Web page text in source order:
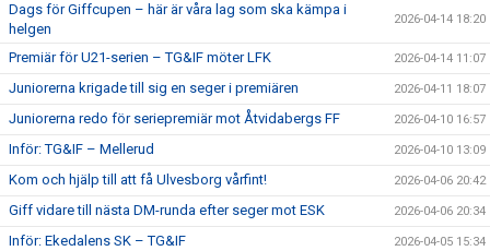
Dags för Giffcupen – här är våra lag som ska kämpa i
helgen
2026-04-14 18:20
Premiär för U21-serien – TG&IF möter LFK 2026-04-14 11:07
Juniorerna krigade till sig en seger i premiären 2026-04-11 18:07
Juniorerna redo för seriepremiär mot Åtvidabergs FF 2026-04-10 16:57
Inför: TG&IF – Mellerud 2026-04-10 13:09
Kom och hjälp till att få Ulvesborg vårfint! 2026-04-06 20:42
Giff vidare till nästa DM-runda efter seger mot ESK 2026-04-06 20:34
Inför: Ekedalens SK – TG&IF 2026-04-05 15:34